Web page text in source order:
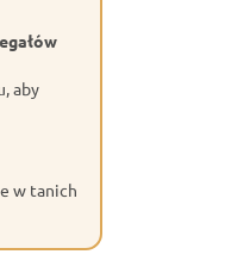
aby
w tanich